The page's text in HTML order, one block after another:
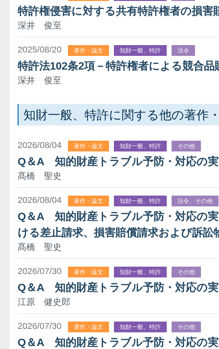
特許権侵害に対する共有特許権者の損害
深井 俊至
2025/08/20 著作・論文 知財一般、特許 法令
特許法102条2項－特許権者による競合品
深井 俊至
知財一般、特許に関する他の著作
2026/08/04 著作・論文 知財一般、特許 その他
Q＆A 知的財産トラブル予防・対応の
髙橋 聖史
2026/08/04 著作・論文 知財一般、特許 法令、その他
Q＆A 知的財産トラブル予防・対応の
ける差止請求、損害賠償請求および訴訟
髙橋 聖史
2026/07/30 著作・論文 知財一般、特許 その他
Q＆A 知的財産トラブル予防・対応の
江原 健史郎
2026/07/30 著作・論文 知財一般、特許 その他
Q＆A 知的財産トラブル予防・対応の